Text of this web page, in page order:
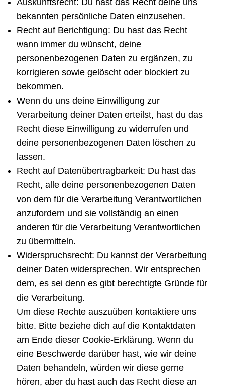
Auskunftsrecht: Du hast das Recht deine uns
bekannten persönliche Daten einzusehen.
Recht auf Berichtigung: Du hast das Recht
wann immer du wünscht, deine
personenbezogenen Daten zu ergänzen, zu
korrigieren sowie gelöscht oder blockiert zu
bekommen.
Wenn du uns deine Einwilligung zur
Verarbeitung deiner Daten erteilst, hast du das
Recht diese Einwilligung zu widerrufen und
deine personenbezogenen Daten löschen zu
lassen.
Recht auf Datenübertragbarkeit: Du hast das
Recht, alle deine personenbezogenen Daten
von dem für die Verarbeitung Verantwortlichen
anzufordern und sie vollständig an einen
anderen für die Verarbeitung Verantwortlichen
zu übermitteln.
Widerspruchsrecht: Du kannst der Verarbeitung
deiner Daten widersprechen. Wir entsprechen
dem, es sei denn es gibt berechtigte Gründe für
die Verarbeitung.
Um diese Rechte auszuüben kontaktiere uns
bitte. Bitte beziehe dich auf die Kontaktdaten
am Ende dieser Cookie-Erklärung. Wenn du
eine Beschwerde darüber hast, wie wir deine
Daten behandeln, würden wir diese gerne
hören, aber du hast auch das Recht diese an